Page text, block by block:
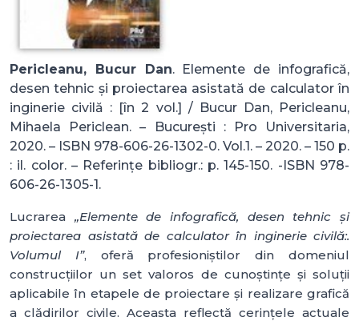
Pericleanu, Bucur Dan. Elemente de infografică,
desen tehnic și proiectarea asistată de calculator în
inginerie civilă : [în 2 vol.] / Bucur Dan, Pericleanu,
Mihaela Periclean. – București : Pro Universitaria,
2020. – ISBN 978-606-26-1302-0. Vol.1. – 2020. – 150 p.
: il. color. – Referințe bibliogr.: p. 145-150. -ISBN 978-
606-26-1305-1.
Lucrarea „Elemente de infografică, desen tehnic și
proiectarea asistată de calculator în inginerie civilă:.
Volumul I”, oferă profesioniștilor din domeniul
construcțiilor un set valoros de cunoștințe și soluții
aplicabile în etapele de proiectare și realizare grafică
a clădirilor civile. Aceasta reflectă cerințele actuale